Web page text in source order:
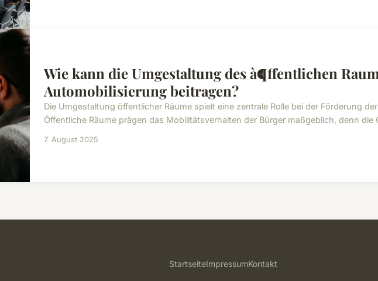
Wie kann die Umgestaltung des à¶ffentlichen
Automobilisierung beitragen?
Die Umgestaltung öffentlicher Räume spielt eine zentrale Rolle bei der Förderung
Öffentliche Räume prägen das Mobilitätsverhalten der Bürger maßgeblich, denn die
7. August 2025
StartseiteImpressumKontakt